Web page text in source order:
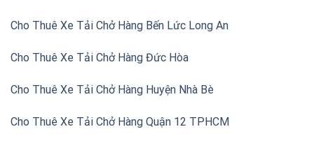
Cho Thuê Xe Tải Chở Hàng Bến Lức Long An
Cho Thuê Xe Tải Chở Hàng Đức Hòa
Cho Thuê Xe Tải Chở Hàng Huyện Nhà Bè
Cho Thuê Xe Tải Chở Hàng Quận 12 TPHCM